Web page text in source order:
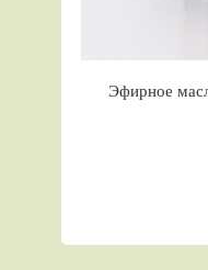
Эфирное